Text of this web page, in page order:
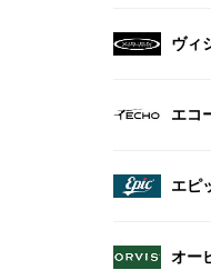
ヴィ
エコ
エピ
オー